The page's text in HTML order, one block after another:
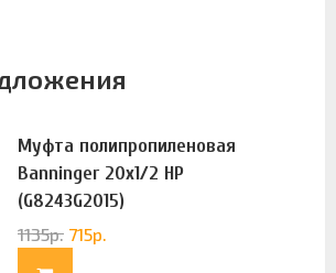
Муфта полипропиленовая
Banninger 20х1/2 НР
(G8243G2015)
1135р. 715р.